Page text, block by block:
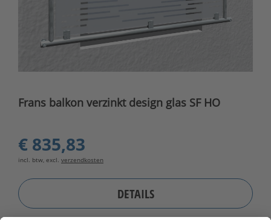
Frans balkon verzinkt design glas SF HO
€ 835,83
incl. btw, excl. verzendkosten
DETAILS